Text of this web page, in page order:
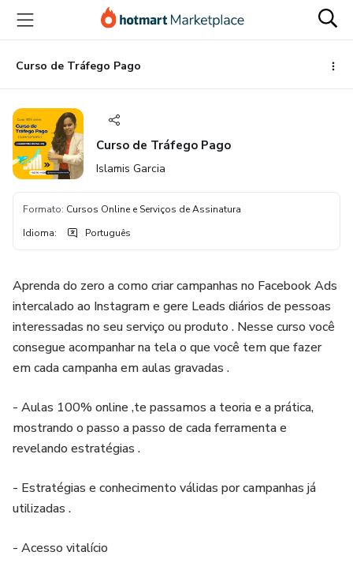
para
conteúdo
principal
para
pagamento
para
rodapé
Curso de Tráfego Pago
Curso de Tráfego Pago
Islamis Garcia
Formato: Cursos Online e Serviços de Assinatura
Idioma: Português
Aprenda do zero a como criar campanhas no Facebook Ads
intercalado ao Instagram e gere Leads diários de pessoas
interessadas no seu serviço ou produto . Nesse curso você
consegue acompanhar na tela o que você tem que fazer
em cada campanha em aulas gravadas .
- Aulas 100% online ,te passamos a teoria e a prática,
mostrando o passo a passo de cada ferramenta e
revelando estratégias .
- Estratégias e conhecimento válidas por campanhas já
utilizadas .
- Acesso vitalício